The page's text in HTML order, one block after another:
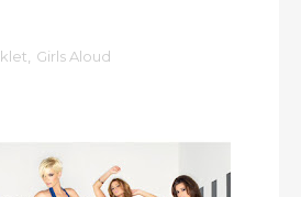
Girls Aloud